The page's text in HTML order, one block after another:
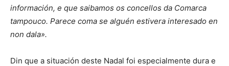
información, e que saibamos os concellos da Comarca
tampouco. Parece coma se alguén estivera interesado en
non dala».
Din que a situación deste Nadal foi especialmente dura e